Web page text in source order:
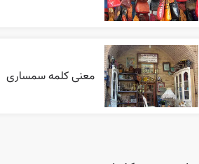
معنی کلمه سمساری